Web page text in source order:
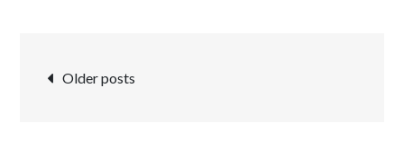
Posts
Older posts